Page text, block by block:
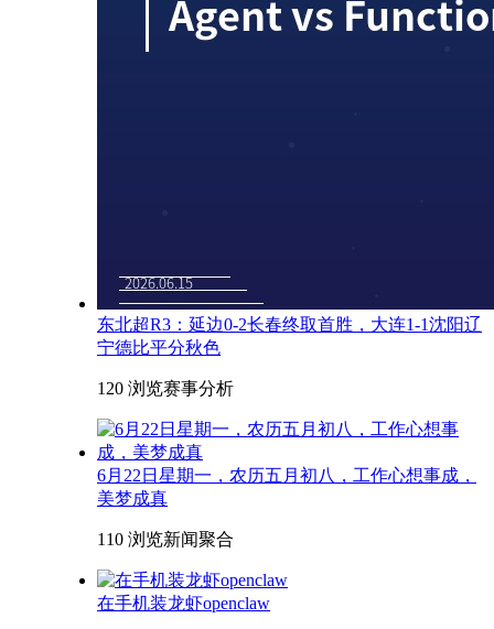
东北超R3：延边0-2长春终取首胜，大连1-1沈阳辽
宁德比平分秋色
120 浏览赛事分析
6月22日星期一，农历五月初八，工作心想事成，
美梦成真
110 浏览新闻聚合
在手机装龙虾openclaw